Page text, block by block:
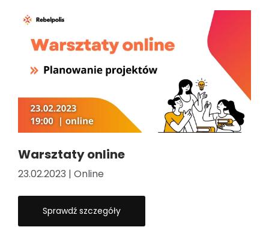
Warsztaty online
23.02.2023 | Online
Sprawdź szczegóły